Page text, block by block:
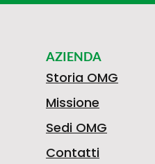
AZIENDA
Storia OMG
Missione
Sedi OMG
Contatti